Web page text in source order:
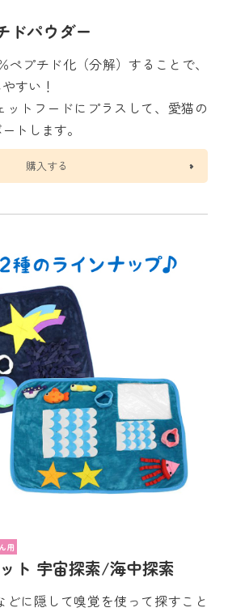
ドパウダー
ペプチド化（分解）することで、
すい！
ットフードにプラスして、愛猫の
トします。
購入する
用
ト 宇宙探索/海中探索
どに隠して嗅覚を使って探すこと